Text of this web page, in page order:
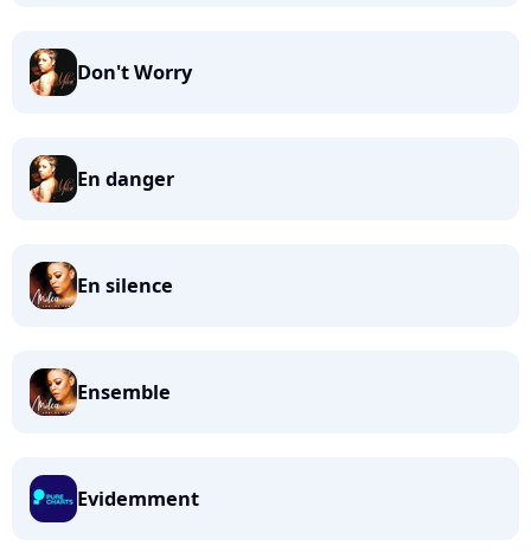
Don't Worry
En danger
En silence
Ensemble
Evidemment